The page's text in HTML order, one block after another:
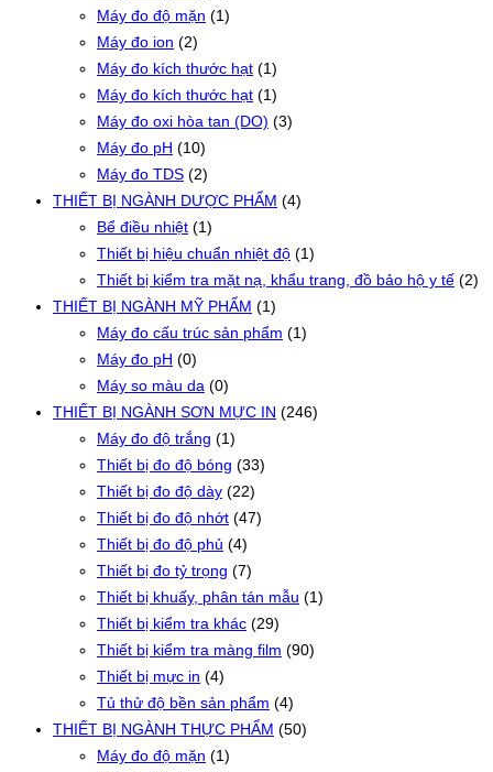
Máy đo độ mặn (1)
Máy đo ion (2)
Máy đo kích thước hạt (1)
Máy đo kích thước hạt (1)
Máy đo oxi hòa tan (DO) (3)
Máy đo pH (10)
Máy đo TDS (2)
THIẾT BỊ NGÀNH DƯỢC PHẨM (4)
Bể điều nhiệt (1)
Thiết bị hiệu chuẩn nhiệt độ (1)
Thiết bị kiểm tra mặt nạ, khẩu trang, đồ bảo hộ y tế (2)
THIẾT BỊ NGÀNH MỸ PHẨM (1)
Máy đo cấu trúc sản phẩm (1)
Máy đo pH (0)
Máy so màu da (0)
THIẾT BỊ NGÀNH SƠN MỰC IN (246)
Máy đo độ trắng (1)
Thiết bị đo độ bóng (33)
Thiết bị đo độ dày (22)
Thiết bị đo độ nhớt (47)
Thiết bị đo độ phủ (4)
Thiết bị đo tỷ trọng (7)
Thiết bị khuấy, phân tán mẫu (1)
Thiết bị kiểm tra khác (29)
Thiết bị kiểm tra màng film (90)
Thiết bị mực in (4)
Tủ thử độ bền sản phẩm (4)
THIẾT BỊ NGÀNH THỰC PHẨM (50)
Máy đo độ mặn (1)